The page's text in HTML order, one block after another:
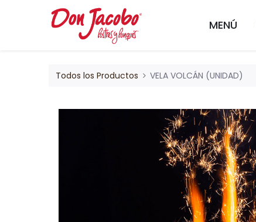
MENÚ
Todos los Productos VELA VOLCÁN (UNIDAD)